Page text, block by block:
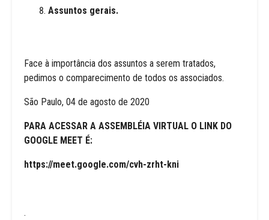
Assuntos gerais.
Face à importância dos assuntos a serem tratados,
pedimos o comparecimento de todos os associados.
São Paulo, 04 de agosto de 2020
PARA ACESSAR A ASSEMBLÉIA VIRTUAL O LINK DO
GOOGLE MEET É:
https://meet.google.com/cvh-zrht-kni
.